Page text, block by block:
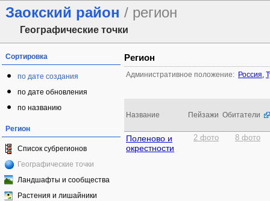
Заокский район / регион
Географические точки
Сортировка
по дате создания
по дате обновления
по названию
Регион
Список субрегионов
Географические точки
Ландшафты и сообщества
Растения и лишайники
Регион
Административное положение: Россия,
Название Пейзажи Обитатели
Поленово и
окрестности
2 фото 8 фото